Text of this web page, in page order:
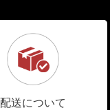
配送について